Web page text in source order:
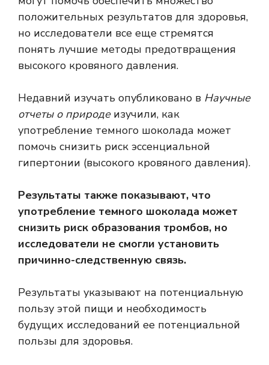
положительных результатов для здоровья,
но исследователи все еще стремятся
понять лучшие методы предотвращения
высокого кровяного давления.
Недавний изучать опубликовано в Научные
отчеты о природеизучили, как
употребление темного шоколада может
помочь снизить риск эссенциальной
гипертонии (высокого кровяного давления).
Результаты также показывают, что
употребление темного шоколада может
снизить риск образования тромбов, но
исследователи не смогли установить
причинно-следственную связь.
Результаты указывают на потенциальную
пользу этой пищи и необходимость
будущих исследований ее потенциальной
пользы для здоровья.